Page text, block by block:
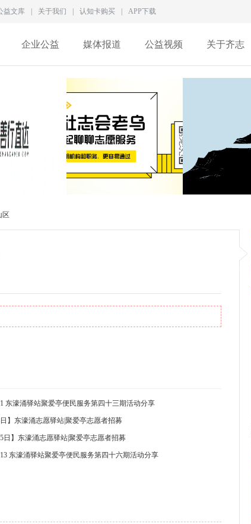
益文库 关于我们 认知卡购买 APP下载
企业公益 媒体报道 公益视频 关于齐志
会组织，为何
1 93 1 156
区
东濠涌驿站聚爱亭便民服务第四十三期活动分享
日】东濠涌志愿驿站|聚爱亭志愿者招募
日】东濠涌志愿驿站|聚爱亭志愿者招募
东濠涌驿站聚爱亭便民服务第四十六期活动分享